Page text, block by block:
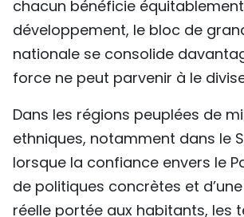
chacun bénéficie
développement, le bloc de
nationale se consolide
force ne peut parvenir à le
Dans les régions peuplées de
ethniques, notamment dans le
lorsque la confiance envers le
de politiques concrètes et
réelle portée aux habitants, les